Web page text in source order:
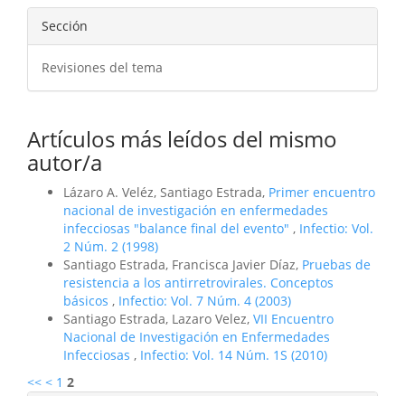
Sección
Revisiones del tema
Artículos más leídos del mismo
autor/a
Lázaro A. Veléz, Santiago Estrada, Primer encuentro
nacional de investigación en enfermedades
infecciosas "balance final del evento" , Infectio: Vol.
2 Núm. 2 (1998)
Santiago Estrada, Francisca Javier Díaz, Pruebas de
resistencia a los antirretrovirales. Conceptos
básicos , Infectio: Vol. 7 Núm. 4 (2003)
Santiago Estrada, Lazaro Velez, VII Encuentro
Nacional de Investigación en Enfermedades
Infecciosas , Infectio: Vol. 14 Núm. 1S (2010)
<< < 1 2